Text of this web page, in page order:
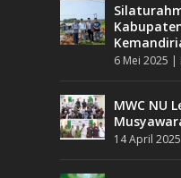
6 Mei 2025 |
MWC NU
14 April 2025